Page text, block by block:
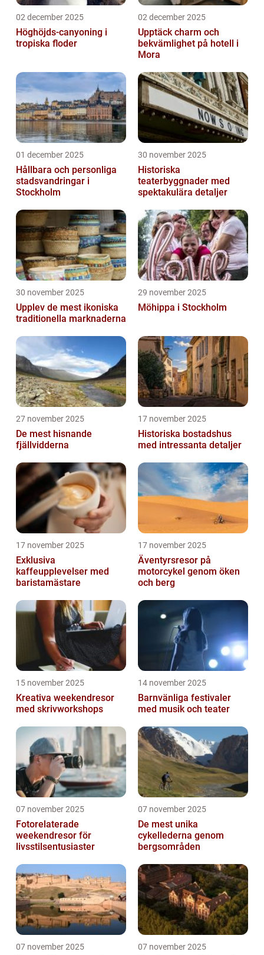
02 december 2025
Höghöjds-canyoning i
tropiska floder
02 december 2025
Upptäck charm och
bekvämlighet på hotell i
Mora
01 december 2025
Hållbara och personliga
stadsvandringar i
Stockholm
30 november 2025
Historiska
teaterbyggnader med
spektakulära detaljer
30 november 2025
Upplev de mest ikoniska
traditionella marknaderna
29 november 2025
Möhippa i Stockholm
27 november 2025
De mest hisnande
fjällvidderna
17 november 2025
Historiska bostadshus
med intressanta detaljer
17 november 2025
Exklusiva
kaffeupplevelser med
baristamästare
17 november 2025
Äventyrsresor på
motorcykel genom öken
och berg
15 november 2025
Kreativa weekendresor
med skrivworkshops
14 november 2025
Barnvänliga festivaler
med musik och teater
07 november 2025
Fotorelaterade
weekendresor för
livsstilsentusiaster
07 november 2025
De mest unika
cykellederna genom
bergsområden
07 november 2025 07 november 2025